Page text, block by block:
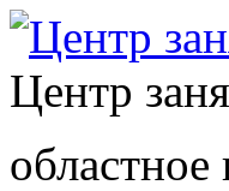
Центр
областное